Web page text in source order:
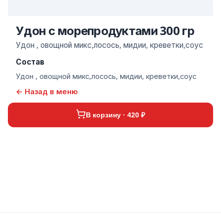
Удон с морепродуктами 300 гр
Удон , овощной микс,лосось, мидии, креветки,соус
Состав
Удон , овощной микс,лосось, мидии, креветки,соус
← Назад в меню
В корзину · 420 ₽